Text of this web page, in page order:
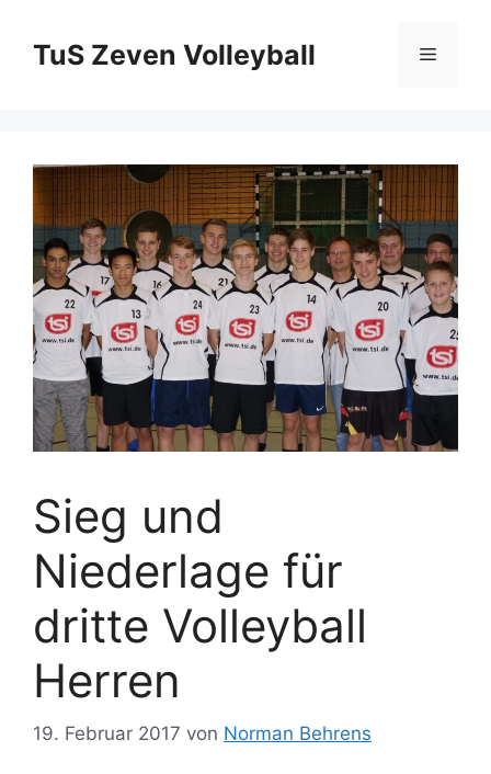
Inhalt
springen
TuS Zeven Volleyball Menü
Sieg und
Niederlage für
dritte Volleyball
Herren
19. Februar 2017 von Norman Behrens